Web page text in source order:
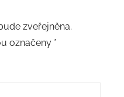
zveřejněna.
označeny *